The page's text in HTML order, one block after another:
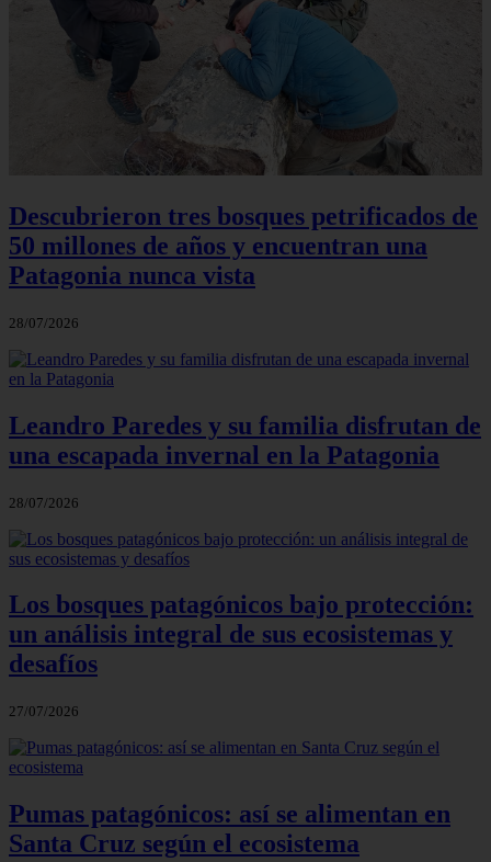
Descubrieron tres bosques petrificados de
50 millones de años y encuentran una
Patagonia nunca vista
28/07/2026
Leandro Paredes y su familia disfrutan de
una escapada invernal en la Patagonia
28/07/2026
Los bosques patagónicos bajo protección:
un análisis integral de sus ecosistemas y
desafíos
27/07/2026
Pumas patagónicos: así se alimentan en
Santa Cruz según el ecosistema